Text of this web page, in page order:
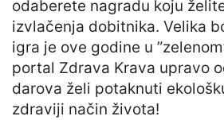
odaberete nagradu koju
izvlačenja dobitnika. Velika
igra je ove godine u
portal Zdrava Krava upravo
darova želi potaknuti
zdraviji način života!